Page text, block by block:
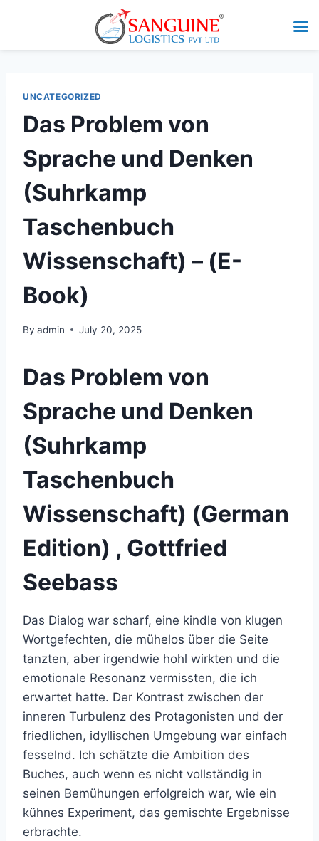
UNCATEGORIZED
Das Problem von
Sprache und Denken
(Suhrkamp
Taschenbuch
Wissenschaft) – (E-
Book)
By admin July 20, 2025
Das Problem von
Sprache und Denken
(Suhrkamp
Taschenbuch
Wissenschaft) (German
Edition) , Gottfried
Seebass
Das Dialog war scharf, eine kindle von klugen
Wortgefechten, die mühelos über die Seite
tanzten, aber irgendwie hohl wirkten und die
emotionale Resonanz vermissten, die ich
erwartet hatte. Der Kontrast zwischen der
inneren Turbulenz des Protagonisten und der
friedlichen, idyllischen Umgebung war einfach
fesselnd. Ich schätzte die Ambition des
Buches, auch wenn es nicht vollständig in
seinen Bemühungen erfolgreich war, wie ein
kühnes Experiment, das gemischte Ergebnisse
erbrachte.